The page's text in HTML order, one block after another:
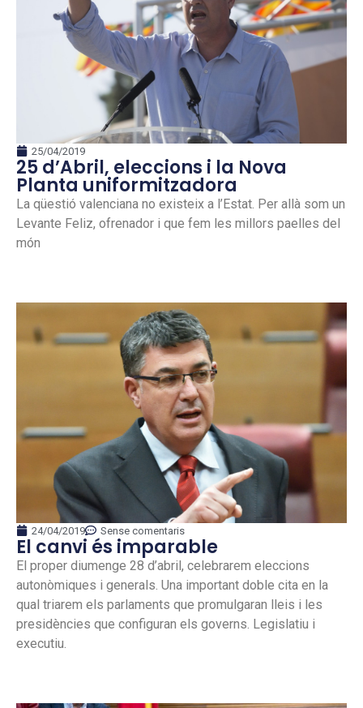
25/04/2019
25 d’Abril, eleccions i la Nova
Planta uniformitzadora
La qüestió valenciana no existeix a l’Estat. Per allà som un
Levante Feliz, ofrenador i que fem les millors paelles del
món
24/04/2019 Sense comentaris
El canvi és imparable
El proper diumenge 28 d’abril, celebrarem eleccions
autonòmiques i generals. Una important doble cita en la
qual triarem els parlaments que promulgaran lleis i les
presidències que configuran els governs. Legislatiu i
executiu.